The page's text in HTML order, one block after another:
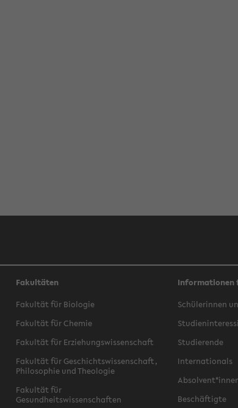
Fakultäten
Fakultät für Biologie
Fakultät für Chemie
Fakultät für Erziehungswissenschaft
Fakultät für Geschichtswissenschaft,
Philosophie und Theologie
Fakultät für
Gesundheitswissenschaften
Informationen
Schülerinnen
Studierende
Internationals
Beschäftigte